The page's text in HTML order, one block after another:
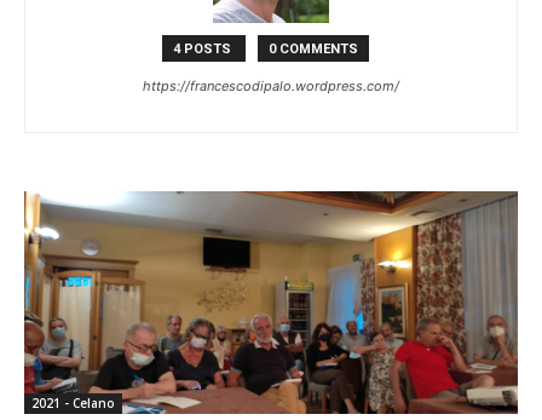
4 POSTS 0 COMMENTS
https://francescodipalo.wordpress.com/
2021 - Celano